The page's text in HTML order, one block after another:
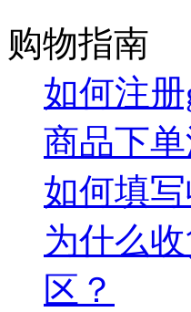
购物指南
如何注
商品下
如何填
为什么
区？